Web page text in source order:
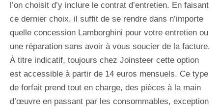
l’on choisit d’y inclure le contrat d’entretien. En faisant
ce dernier choix, il suffit de se rendre dans n’importe
quelle concession Lamborghini pour votre entretien ou
une réparation sans avoir à vous soucier de la facture.
À titre indicatif, toujours chez Joinsteer cette option
est accessible à partir de 14 euros mensuels. Ce type
de forfait prend tout en charge, des pièces à la main
d’œuvre en passant par les consommables, exception